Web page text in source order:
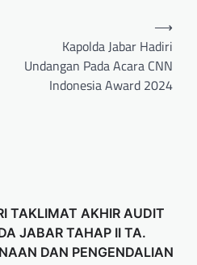
Kapolda Jabar Hadiri
Undangan Pada Acara CNN
Indonesia Award 2024
⟶
TAKLIMAT AKHIR AUDIT
JABAR TAHAP II TA.
DAN PENGENDALIAN